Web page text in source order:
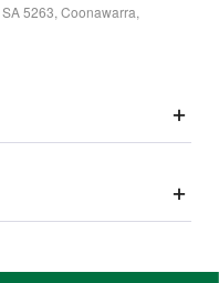
5263, Coonawarra,